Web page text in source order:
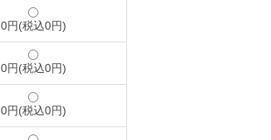
0円(税込0円)
0円(税込0円)
0円(税込0円)